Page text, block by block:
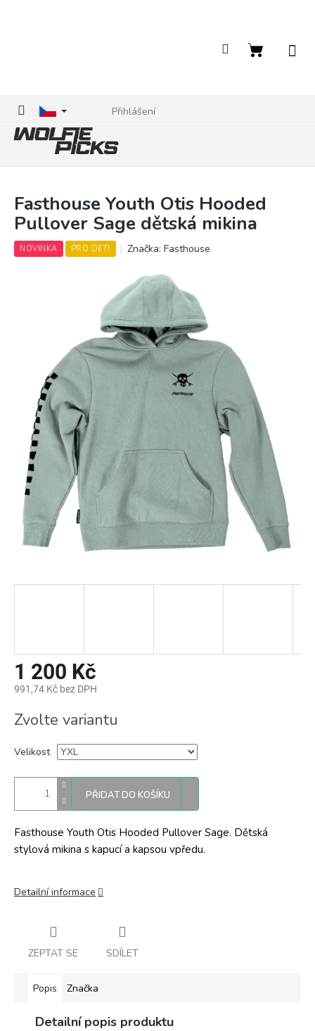
Přihlášení
Nákupní
Fasthouse Youth Otis Hooded
Pullover Sage dětská mikina
NOVINKA PRO DĚTI Značka:Fasthouse
1 200 Kč
991,74 Kč bez DPH
cena:
Zvolte variantu
Velikost
PŘIDAT DO KOŠÍKU
Fasthouse Youth Otis Hooded Pullover Sage. Dětská
stylová mikina s kapucí a kapsou vpředu.
Detailní informace
ZEPTAT SE SDÍLET
Popis Značka
Detailní popis produktu